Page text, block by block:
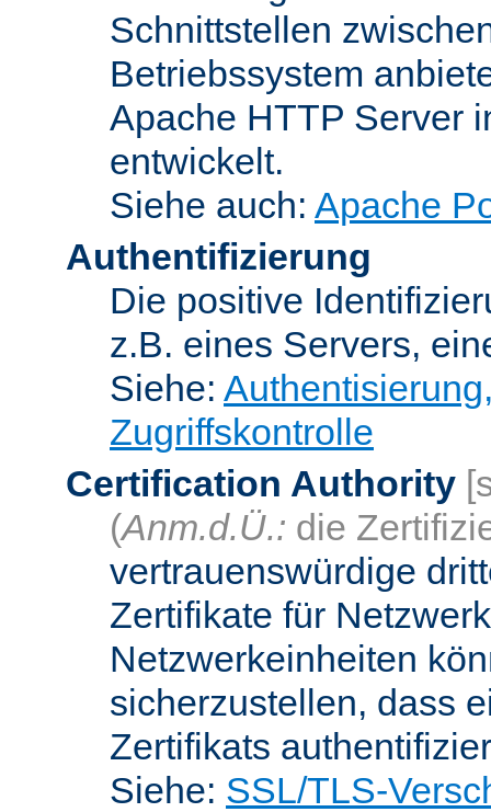
Schnittstellen
Betriebssystem
Apache HTTP Server
entwickelt.
Siehe auch: Apache
Authentifizierung
Die positive
z.B. eines Servers,
Siehe:
Zugriffskontrolle
Certification Authority
(Anm.d.Ü.: die
vertrauenswürdige
Zertifikate für
Netzwerkeinheiten
sicherzustellen, dass
Zertifikats
Siehe: SSL/TLS-